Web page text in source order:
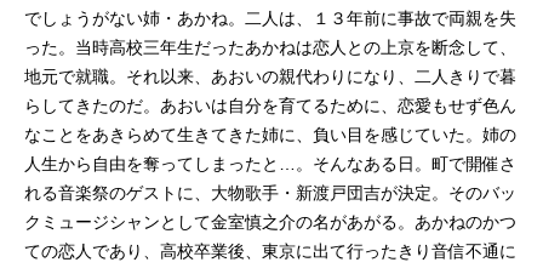
でしょうがない姉・あかね。二人は、１３年前に事故で両親を失
った。当時高校三年生だったあかねは恋人との上京を断念して、
地元で就職。それ以来、あおいの親代わりになり、二人きりで暮
らしてきたのだ。あおいは自分を育てるために、恋愛もせず色ん
なことをあきらめて生きてきた姉に、負い目を感じていた。姉の
人生から自由を奪ってしまったと…。そんなある日。町で開催さ
れる音楽祭のゲストに、大物歌手・新渡戸団吉が決定。そのバッ
クミュージシャンとして金室慎之介の名があがる。あかねのかつ
ての恋人であり、高校卒業後、東京に出て行ったきり音信不通に